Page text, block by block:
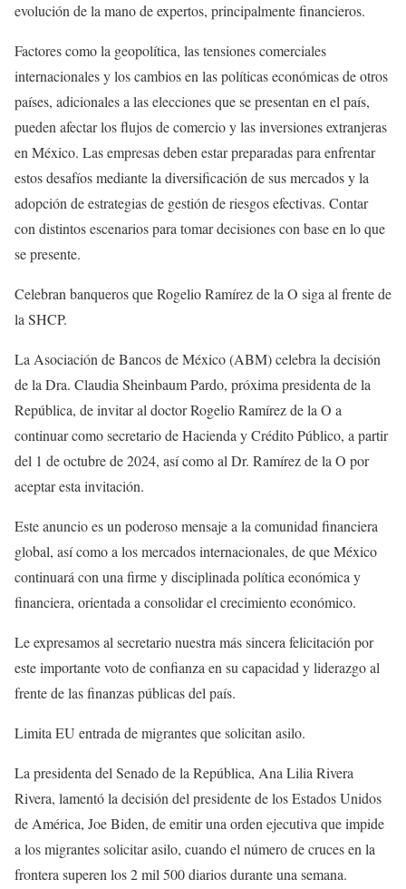
evolución de la mano de expertos, principalmente financieros.
Factores como la geopolítica, las tensiones comerciales
internacionales y los cambios en las políticas económicas de otros
países, adicionales a las elecciones que se presentan en el país,
pueden afectar los flujos de comercio y las inversiones extranjeras
en México. Las empresas deben estar preparadas para enfrentar
estos desafíos mediante la diversificación de sus mercados y la
adopción de estrategias de gestión de riesgos efectivas. Contar
con distintos escenarios para tomar decisiones con base en lo que
se presente.
Celebran banqueros que Rogelio Ramírez de la O siga al frente de
la SHCP.
La Asociación de Bancos de México (ABM) celebra la decisión
de la Dra. Claudia Sheinbaum Pardo, próxima presidenta de la
República, de invitar al doctor Rogelio Ramírez de la O a
continuar como secretario de Hacienda y Crédito Público, a partir
del 1 de octubre de 2024, así como al Dr. Ramírez de la O por
aceptar esta invitación.
Este anuncio es un poderoso mensaje a la comunidad financiera
global, así como a los mercados internacionales, de que México
continuará con una firme y disciplinada política económica y
financiera, orientada a consolidar el crecimiento económico.
Le expresamos al secretario nuestra más sincera felicitación por
este importante voto de confianza en su capacidad y liderazgo al
frente de las finanzas públicas del país.
Limita EU entrada de migrantes que solicitan asilo.
La presidenta del Senado de la República, Ana Lilia Rivera
Rivera, lamentó la decisión del presidente de los Estados Unidos
de América, Joe Biden, de emitir una orden ejecutiva que impide
a los migrantes solicitar asilo, cuando el número de cruces en la
frontera superen los 2 mil 500 diarios durante una semana.